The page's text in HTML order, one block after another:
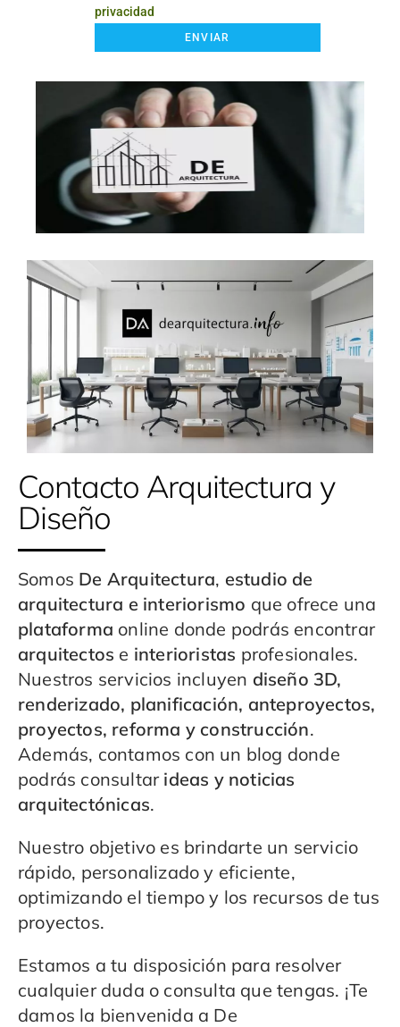
privacidad
Contacto Arquitectura y
Diseño
Somos De Arquitectura, estudio de
arquitectura e interiorismo que ofrece una
plataforma online donde podrás encontrar
arquitectos e interioristas profesionales.
Nuestros servicios incluyen diseño 3D,
renderizado, planificación, anteproyectos,
proyectos, reforma y construcción.
Además, contamos con un blog donde
podrás consultar ideas y noticias
arquitectónicas.
Nuestro objetivo es brindarte un servicio
rápido, personalizado y eficiente,
optimizando el tiempo y los recursos de tus
proyectos.
Estamos a tu disposición para resolver
cualquier duda o consulta que tengas. ¡Te
damos la bienvenida a De